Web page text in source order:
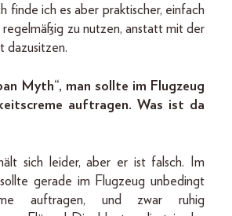
finde ich es aber praktischer, einfach
zu nutzen, anstatt mit der
dazusitzen.
Myth“, man sollte im Flugzeug
auftragen. Was ist da
sich leider, aber er ist falsch. Im
gerade im Flugzeug unbedingt
auftragen, und zwar ruhig